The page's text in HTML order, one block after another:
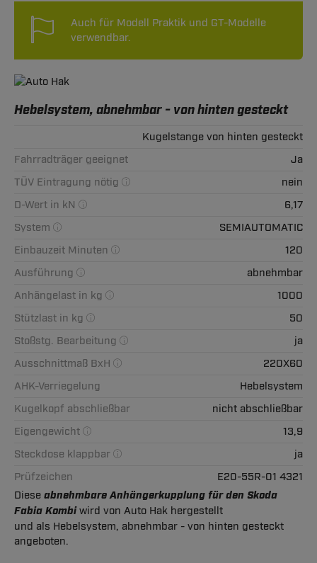
Auch für Modell Praktik und GT-Modelle
verwendbar.
Hebelsystem, abnehmbar - von hinten gesteckt
Kugelstange von hinten gesteckt
Fahrradträger geeignet
Ja
TÜV Eintragung nötig
nein
D-Wert in kN
6,17
System
SEMIAUTOMATIC
Einbauzeit Minuten
120
Ausführung
abnehmbar
Anhängelast in kg
1000
Stützlast in kg
50
Stoßstg. Bearbeitung
ja
Ausschnittmaß BxH
220X60
AHK-Verriegelung
Hebelsystem
Kugelkopf abschließbar
nicht abschließbar
Eigengewicht
13,9
Steckdose klappbar
ja
Prüfzeichen
E20-55R-01 4321
Diese abnehmbare Anhängerkupplung für den Skoda
Fabia Kombiwird von Auto Hak hergestellt
und als Hebelsystem, abnehmbar - von hinten gesteckt
angeboten.